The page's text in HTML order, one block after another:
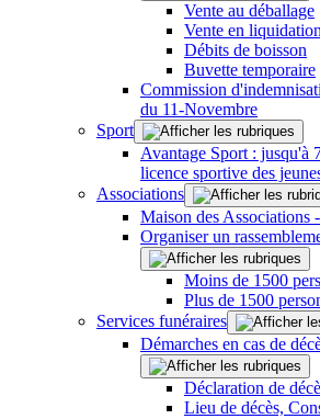
Vente au déballage
Vente en liquidation
Débits de boisson
Buvette temporaire
Commission
du 11-Novembre
Sport
Avantage Sport : jusqu'à
licence sportive des
Associations
Maison des Associations
Organiser un
Moins de 1500
Plus de 1500
Services funéraires
Démarches en cas de
Déclaration de
Lieu de décès,